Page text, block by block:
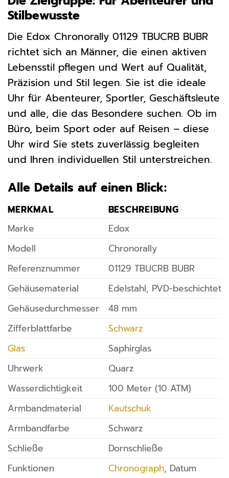
Stilbewusste
Die Edox Chronorally 01129 TBUCRB BUBR
richtet sich an Männer, die einen aktiven
Lebensstil pflegen und Wert auf Qualität,
Präzision und Stil legen. Sie ist die ideale
Uhr für Abenteurer, Sportler, Geschäftsleute
und alle, die das Besondere suchen. Ob im
Büro, beim Sport oder auf Reisen – diese
Uhr wird Sie stets zuverlässig begleiten
und Ihren individuellen Stil unterstreichen.
Alle Details auf einen Blick:
MERKMAL
BESCHREIBUNG
Marke
Edox
Modell
Chronorally
Referenznummer
01129 TBUCRB BUBR
Gehäusematerial
Edelstahl, PVD-beschichtet
Gehäusedurchmesser
48 mm
Zifferblattfarbe
Schwarz
Glas
Saphirglas
Uhrwerk
Quarz
Wasserdichtigkeit
100 Meter (10 ATM)
Armbandmaterial
Kautschuk
Armbandfarbe
Schwarz
Schließe
Dornschließe
Funktionen
Chronograph, Datum